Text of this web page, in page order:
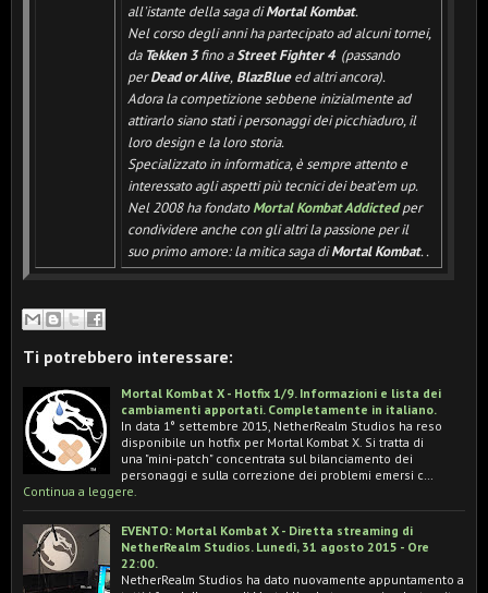
all'istante della saga diMortal Kombat.
Nel corso degli anni ha partecipato ad alcuni tornei,
da Tekken 3fino aStreet Fighter 4(passando
perDead or Alive, BlazBlueed altri ancora).
Adora la competizione sebbene inizialmente ad
attirarlo siano stati i personaggi dei picchiaduro, il
loro design e la loro storia.
Specializzato in informatica, è sempre attento e
interessato agli aspetti più tecnici dei beat'em up.
Nel 2008 ha fondatoMortal Kombat Addictedper
condividere anche con gli altri la passione per il
suo primo amore: la mitica saga diMortal Kombat..
Ti potrebbero interessare:
Mortal Kombat X - Hotfix 1/9. Informazioni e lista dei
cambiamenti apportati. Completamente in italiano.
In data 1° settembre 2015, NetherRealm Studios ha reso
disponibile un hotfix per Mortal Kombat X. Si tratta di
una "mini-patch" concentrata sul bilanciamento dei
personaggi e sulla correzione dei problemi emersi c…
Continua a leggere.
EVENTO: Mortal Kombat X - Diretta streaming di
NetherRealm Studios. Lunedì, 31 agosto 2015 - Ore
22:00.
NetherRealm Studios ha dato nuovamente appuntamento a